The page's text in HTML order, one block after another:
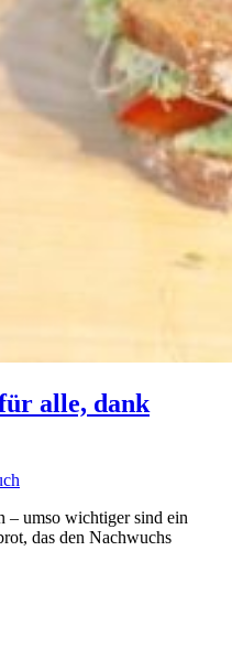
alle, dank
– umso wichtiger sind ein
das den Nachwuchs